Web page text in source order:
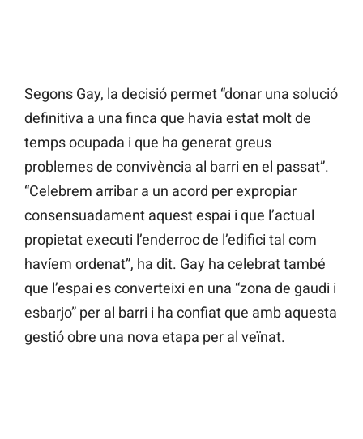
Segons Gay, la decisió permet “donar una solució
definitiva a una finca que havia estat molt de
temps ocupada i que ha generat greus
problemes de convivència al barri en el passat”.
“Celebrem arribar a un acord per expropiar
consensuadament aquest espai i que l’actual
propietat executi l’enderroc de l’edifici tal com
havíem ordenat”, ha dit. Gay ha celebrat també
que l’espai es converteixi en una “zona de gaudi i
esbarjo” per al barri i ha confiat que amb aquesta
gestió obre una nova etapa per al veïnat.